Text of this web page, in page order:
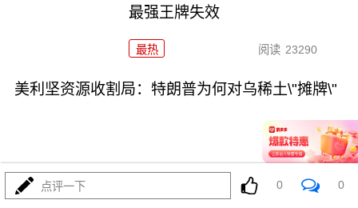
最强王牌失效
最热 阅读 23290
美利坚资源收割局：特朗普为何对乌稀土\"摊牌\"
最热 阅读 10428 08-03
点评一下 0 0